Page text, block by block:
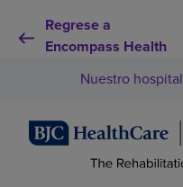
Regrese a
Encompass Health
Por qué debe elegirnos
Nuestro hospital